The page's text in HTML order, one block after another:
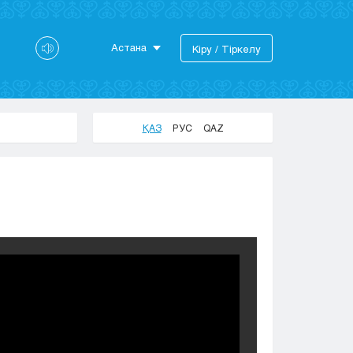
Астана
Актобе
Костанай
Кіру / Тіркелу
ҚАЗ РУС QAZ